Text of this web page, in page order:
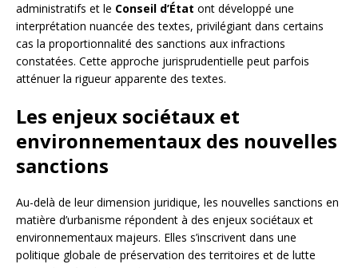
administratifs et le Conseil d’État ont développé une
interprétation nuancée des textes, privilégiant dans certains
cas la proportionnalité des sanctions aux infractions
constatées. Cette approche jurisprudentielle peut parfois
atténuer la rigueur apparente des textes.
Les enjeux sociétaux et
environnementaux des nouvelles
sanctions
Au-delà de leur dimension juridique, les nouvelles sanctions en
matière d’urbanisme répondent à des enjeux sociétaux et
environnementaux majeurs. Elles s’inscrivent dans une
politique globale de préservation des territoires et de lutte